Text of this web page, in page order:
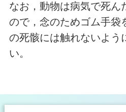
なお，動物は病気で死ん
ので，念のためゴム手袋
の死骸には触れないよう
い。